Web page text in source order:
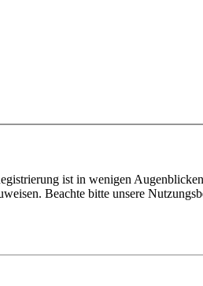
ist in wenigen
Beachte bitte unsere